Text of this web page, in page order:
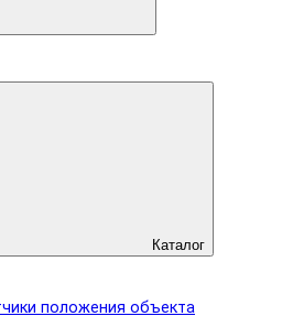
Каталог
положения объекта